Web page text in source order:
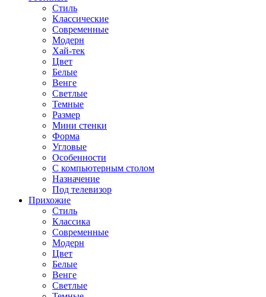
Стиль
Классические
Современные
Модерн
Хай-тек
Цвет
Белые
Венге
Светлые
Темные
Размер
Мини стенки
Форма
Угловые
Особенности
С компьютерным столом
Назначение
Под телевизор
Прихожие
Стиль
Классика
Современные
Модерн
Цвет
Белые
Венге
Светлые